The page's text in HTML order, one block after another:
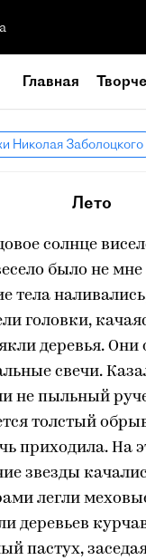
Главная
Николая Заболоцкого
Лето
солнце
было не
тела
головки,
деревья. Они
свечи.
не пыльный
толстый
приходила. На
звезды
легли
деревьев
пастух,